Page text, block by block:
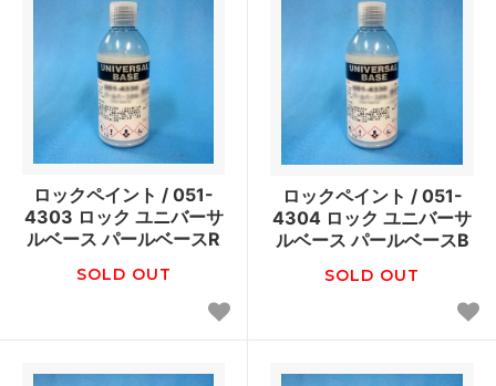
ロックペイント / 051-
4303 ロック ユニバーサ
ルベース パールベースR
SOLD OUT
ロックペイント / 051-
4304 ロック ユニバーサ
ルベース パールベースB
SOLD OUT